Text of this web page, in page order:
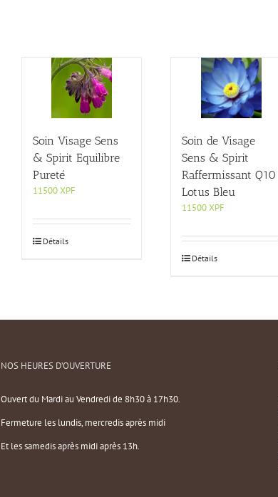
Soin Visage Sens
& Spirit Equilibre
Pureté
11500XPF
Détails
Soin de Visage
Sens & Spirit
Raffermissant Q10
Lotus Bleu
11500XPF
Détails
NOS HEURES D’OUVERTURE
Ouvert du Mardi au Vendredi de 8h30 à 17h30.
Fermeture les lundis, mercredis après midi
Et les samedis après midi après 13h.